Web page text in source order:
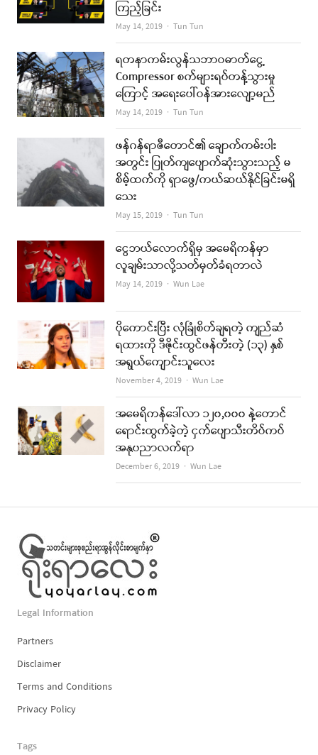
ကြည့်ခြင်း
May 14, 2019 Author
Tun Tun
ရတနာကမ်းလွန်သဘာဝဓာတ်ငွေ့
Compressor စက်များရပ်တန့်သွားမှု
ကြောင့် အရေးပေါ်ဝန်အားလျော့မည်
May 14, 2019 Author
Tun Tun
ဖန်ဂန်ရာဇီတောင်၏ ချောက်ကမ်းပါး
အတွင်း ပြုတ်ကျပျောက်ဆုံးသွားသည့် မ
စိမ့်ထက်ကို ရှာဖွေ/ကယ်ဆယ်နိုင်ခြင်းမရှိ
သေး
May 15, 2019 Author
Tun Tun
ငွေဘယ်လောက်ရှိမှ အမေရိကန်မှာ
လူချမ်းသာလို့သတ်မှတ်ခံရတာလဲ
May 14, 2019 Author
Wun Lae
ပိုကောင်းပြီး လုံခြုံစိတ်ချရတဲ့ ကျည်ဆံ
ရထားကို ဒီဇိုင်းထွင်ဖန်တီးတဲ့ (၁၃) နှစ်
အရွယ်ကျောင်းသူလေး
November 4, 2019 Author
Wun Lae
အမေရိကန်ဒေါ်လာ ၁၂၀,၀၀၀ နဲ့တောင်
ရောင်းထွက်ခဲ့တဲ့ ငှက်ပျောသီးတိပ်ကပ်
အနုပညာလက်ရာ
December 6, 2019 Author
Wun Lae
Legal Information
Partners
Disclaimer
Terms and Conditions
Privacy Policy
Tags